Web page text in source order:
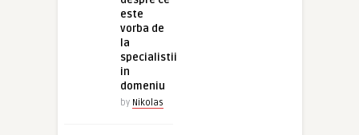
este
vorba de
la
specialistii
in
domeniu
by Nikolas